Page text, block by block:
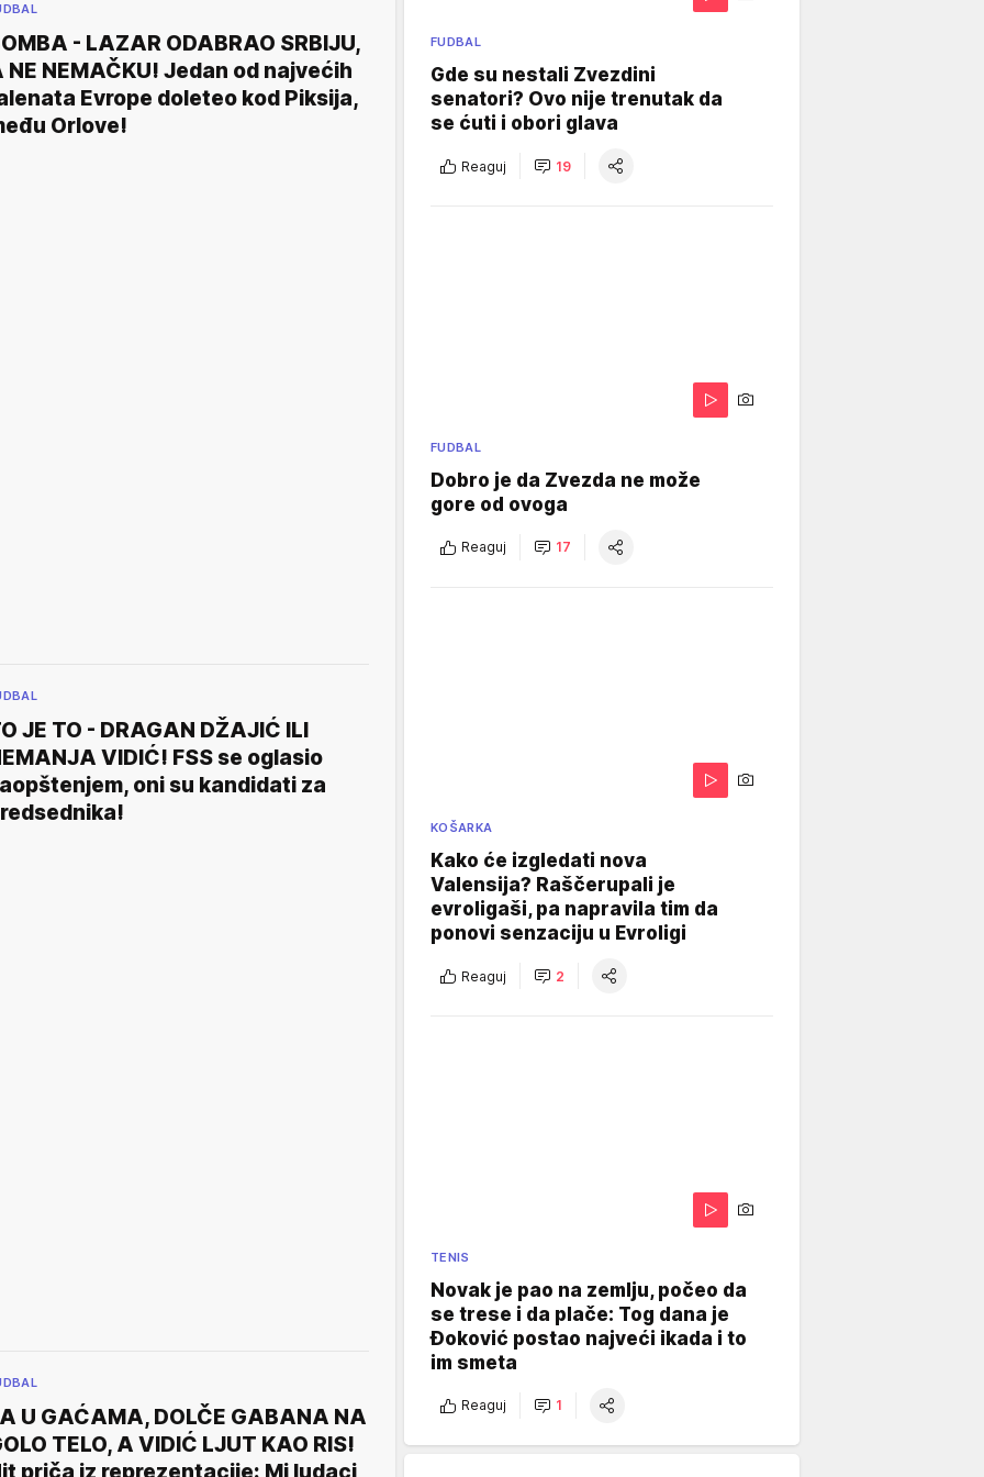
- LAZAR ODABRAO SRBIJU,
NE NEMAČKU! Jedan od najvećih
Evrope doleteo kod Piksija,
Orlove!
JE TO - DRAGAN DŽAJIĆ ILI
VIDIĆ! FSS se oglasio
oni su kandidati za
U GAĆAMA, DOLČE GABANA NA
TELO, A VIDIĆ LJUT KAO RIS!
FUDBAL
Gde su nestali Zvezdini
senatori? Ovo nije trenutak da
se ćuti i obori glava
Reaguj 19
FUDBAL
Dobro je da Zvezda ne može
gore od ovoga
Reaguj 17
KOŠARKA
Kako će izgledati nova
Valensija? Raščerupali je
evroligaši, pa napravila tim da
ponovi senzaciju u Evroligi
Reaguj 2
TENIS
Novak je pao na zemlju, počeo da
se trese i da plače: Tog dana je
Đoković postao najveći ikada i to
im smeta
Reaguj 1